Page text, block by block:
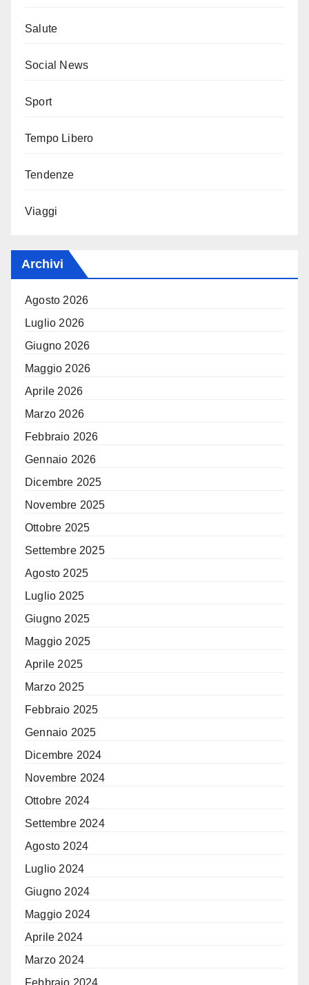
Salute
Social News
Sport
Tempo Libero
Tendenze
Viaggi
Archivi
Agosto 2026
Luglio 2026
Giugno 2026
Maggio 2026
Aprile 2026
Marzo 2026
Febbraio 2026
Gennaio 2026
Dicembre 2025
Novembre 2025
Ottobre 2025
Settembre 2025
Agosto 2025
Luglio 2025
Giugno 2025
Maggio 2025
Aprile 2025
Marzo 2025
Febbraio 2025
Gennaio 2025
Dicembre 2024
Novembre 2024
Ottobre 2024
Settembre 2024
Agosto 2024
Luglio 2024
Giugno 2024
Maggio 2024
Aprile 2024
Marzo 2024
Febbraio 2024